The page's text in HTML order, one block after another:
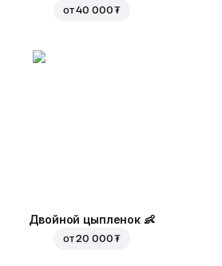
от40 000 ₮
Двойной цыпленок 👶
от20 000 ₮